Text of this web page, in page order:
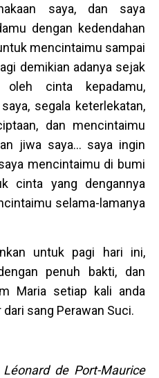
saya, dan saya
dengan kedendahan
mencintaimu sampai
demikian adanya sejak
cinta kepadamu,
segala keterlekatan,
dan mencintaimu
jiwa saya… saya ingin
mencintaimu di bumi
cinta yang dengannya
selama-lamanya
untuk pagi hari ini,
penuh bakti, dan
Maria setiap kali anda
sang Perawan Suci.
de Port-Maurice